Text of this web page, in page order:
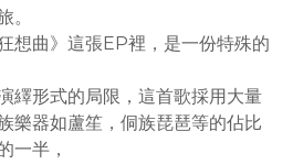
。
想曲》這張EP裡，是一份特殊的
繹形式的局限，這首歌採用大量
樂器如蘆笙，侗族琵琶等的佔比
一半，